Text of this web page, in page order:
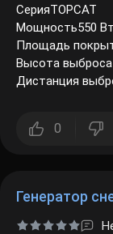
СерияTOPCAT
Мощность550 Вт
Площадь
Высота выброса
Дистанция
0
Генератор